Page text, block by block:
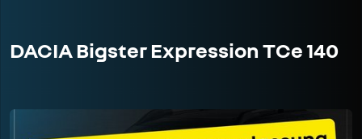
DACIA Bigster Expression TCe 140